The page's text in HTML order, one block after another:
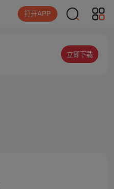
打开APP
立即下载